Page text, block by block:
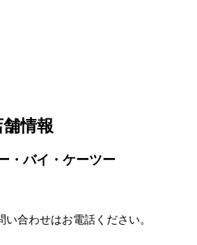
舗情報
・バイ・ケーツー
い合わせはお電話ください。